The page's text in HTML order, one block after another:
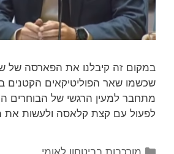
במקום זה קיבלנו את הפארסה של
שכשמו שאר הפוליטיקאים הקטנים
מתחבר למעין הרגשי של הבוחרים
לפעול עם קצת קלאסה ולעשות את
קטגוריות
מורכבות בביטחון לאומי